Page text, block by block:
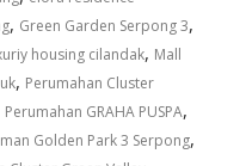
, Green Garden Serpong 3,
housing cilandak, Mall
, Perumahan Cluster
Perumahan GRAHA PUSPA,
Golden Park 3 Serpong,